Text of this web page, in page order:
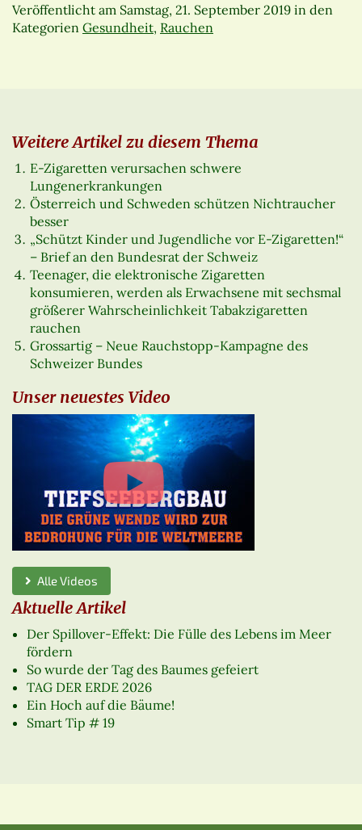
Veröffentlicht am Samstag, 21. September 2019 in den
Kategorien Gesundheit, Rauchen
Weitere Artikel zu diesem Thema
E-Zigaretten verursachen schwere
Lungenerkrankungen
Österreich und Schweden schützen Nichtraucher
besser
„Schützt Kinder und Jugendliche vor E-Zigaretten!“
– Brief an den Bundesrat der Schweiz
Teenager, die elektronische Zigaretten
konsumieren, werden als Erwachsene mit sechsmal
größerer Wahrscheinlichkeit Tabakzigaretten
rauchen
Grossartig – Neue Rauchstopp-Kampagne des
Schweizer Bundes
Unser neuestes Video
Alle Videos
Aktuelle Artikel
Der Spillover-Effekt: Die Fülle des Lebens im Meer
fördern
So wurde der Tag des Baumes gefeiert
TAG DER ERDE 2026
Ein Hoch auf die Bäume!
Smart Tip # 19